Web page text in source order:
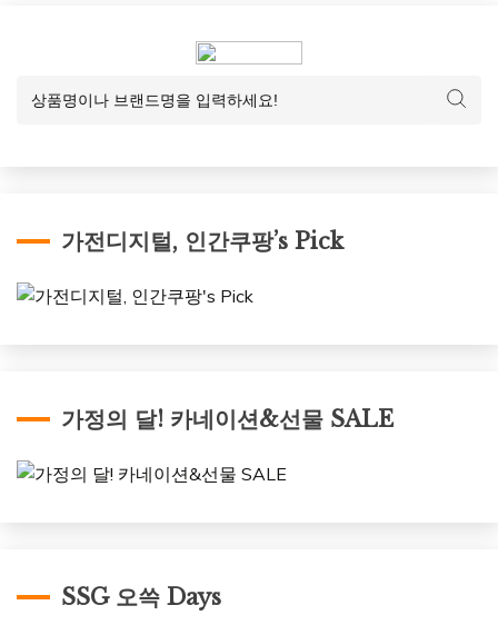
가전디지털, 인간쿠팡’s Pick
가정의 달! 카네이션&선물 SALE
SSG 오쓱 Days